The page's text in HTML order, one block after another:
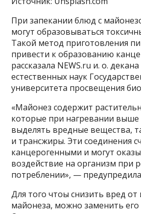
При запекании блюд с
могут образовываться
Такой метод приготовления
привести к образованию
рассказала NEWS.ru и. о.
естественных наук
университета просвещения
«Майонез содержит
которые при нагревании выше
выделять вредные вещества,
и трансжиры. Эти соединения
канцерогенными и могут
воздействие на организм при
потреблении», —
Для того чтоы снизить вред от
майонеза, можно заменить